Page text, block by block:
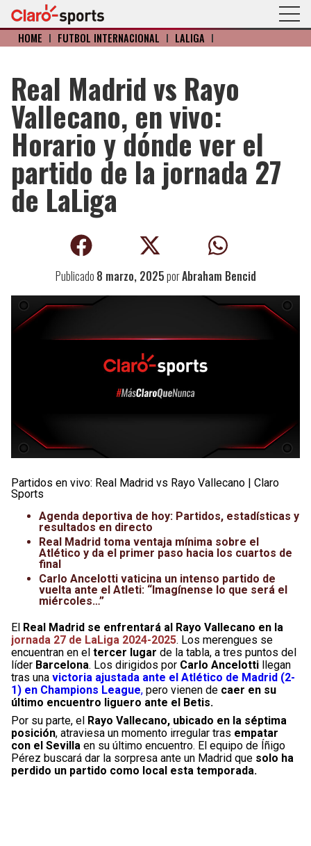
HOME I FÚTBOL INTERNACIONAL I LALIGA I
Real Madrid vs Rayo
Vallecano, en vivo:
Horario y dónde ver el
partido de la jornada 27
de LaLiga
Publicado 8 marzo, 2025porAbraham Bencid
Partidos en vivo: Real Madrid vs Rayo Vallecano | Claro
Sports
Agenda deportiva de hoy: Partidos, estadísticas y
resultados en directo
Real Madrid toma ventaja mínima sobre el
Atlético y da el primer paso hacia los cuartos de
final
Carlo Ancelotti vaticina un intenso partido de
vuelta ante el Atleti: “Imagínense lo que será el
miércoles…”
El Real Madrid se enfrentará al Rayo Vallecano en la
jornada 27 de LaLiga 2024-2025. Los merengues se
encuentran en el tercer lugar de la tabla, a tres puntos del
líder Barcelona. Los dirigidos por Carlo Ancelotti llegan
tras una victoria ajustada ante el Atlético de Madrid (2-
1) en Champions League, pero vienen de caer en su
último encuentro liguero ante el Betis.
Por su parte, el Rayo Vallecano, ubicado en la séptima
posición, atraviesa un momento irregular tras empatar
con el Sevilla en su último encuentro. El equipo de Íñigo
Pérez buscará dar la sorpresa ante un Madrid que solo ha
perdido un partido como local esta temporada.